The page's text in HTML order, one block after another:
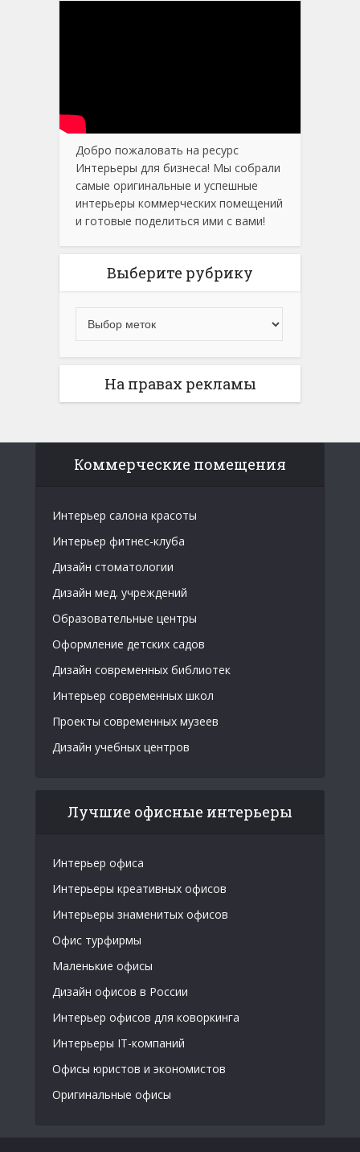
Добро пожаловать на ресурс
Интерьеры для бизнеса! Мы собрали
самые оригинальные и успешные
интерьеры коммерческих помещений
и готовые поделиться ими с вами!
Выберите рубрику
На правах рекламы
Коммерческие помещения
Интерьер салона красоты
Интерьер фитнес-клуба
Дизайн стоматологии
Дизайн мед. учреждений
Образовательные центры
Оформление детских садов
Дизайн современных библиотек
Интерьер современных школ
Проекты современных музеев
Дизайн учебных центров
Лучшие офисные интерьеры
Интерьер офиса
Интерьеры креативных офисов
Интерьеры знаменитых офисов
Офис турфирмы
Маленькие офисы
Дизайн офисов в России
Интерьер офисов для коворкинга
Интерьеры IT-компаний
Офисы юристов и экономистов
Оригинальные офисы